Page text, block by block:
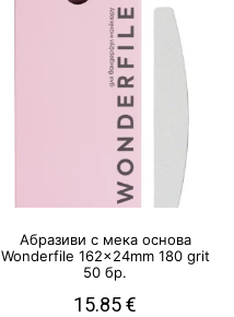
Абразиви с мека основа
Wonderfile 162x24mm 180 grit
50 бр.
15.85€